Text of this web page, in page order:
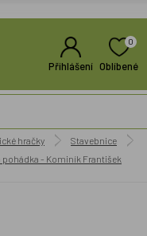
Přihlášení
0
Oblíbené
hračky
Stavebnice
pohádka - Kominík František